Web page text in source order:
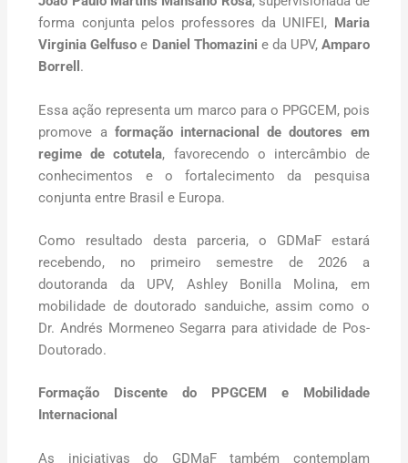
forma conjunta pelos professores da UNIFEI,
Maria
Virginia Gelfuso e Daniel Thomazini e da UPV, Amparo
Borrell .
Essa ação representa um marco para o PPGCEM, pois
promove a formação internacional de doutores em
regime de cotutela, favorecendo o intercâmbio de
conhecimentos e o fortalecimento da pesquisa
conjunta entre Brasil e Europa.
Como resultado desta parceria, o GDMaF estará
recebendo, no primeiro semestre de 2026 a
doutoranda da UPV, Ashley Bonilla Molina, em
mobilidade de doutorado sanduiche, assim como o
Dr. Andrés Mormeneo Segarra para atividade de Pos-
Doutorado.
Formação Discente do PPGCEM e Mobilidade
Internacional
As iniciativas do GDMaF também contemplam